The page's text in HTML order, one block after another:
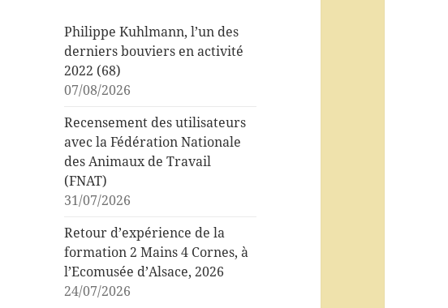
Philippe Kuhlmann, l’un des
derniers bouviers en activité
2022 (68)
07/08/2026
Recensement des utilisateurs
avec la Fédération Nationale
des Animaux de Travail
(FNAT)
31/07/2026
Retour d’expérience de la
formation 2 Mains 4 Cornes, à
l’Ecomusée d’Alsace, 2026
24/07/2026